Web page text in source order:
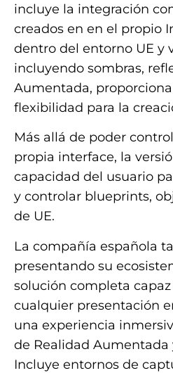
incluye la integración
creados en en el propio
dentro del entorno UE y
incluyendo sombras,
Aumentada,
flexibilidad para la
Más allá de poder
propia interface, la
capacidad del usuario
y controlar blueprints,
de UE.
La compañía española
presentando su
solución completa
cualquier presentación
una experiencia
de Realidad Aumentada
Incluye entornos de